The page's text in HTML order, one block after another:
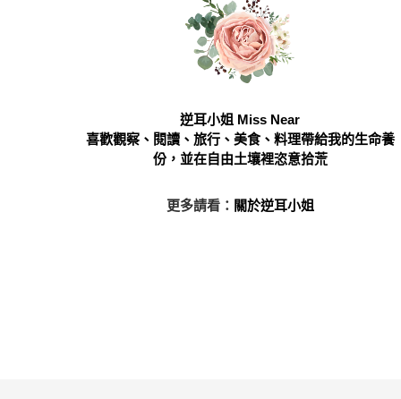
逆耳小姐 Miss Near
喜歡觀察、閱讀、旅行、美食、料理帶給我的生命養
份，並在自由土壤裡恣意拾荒
更多請看： 關於逆耳小姐